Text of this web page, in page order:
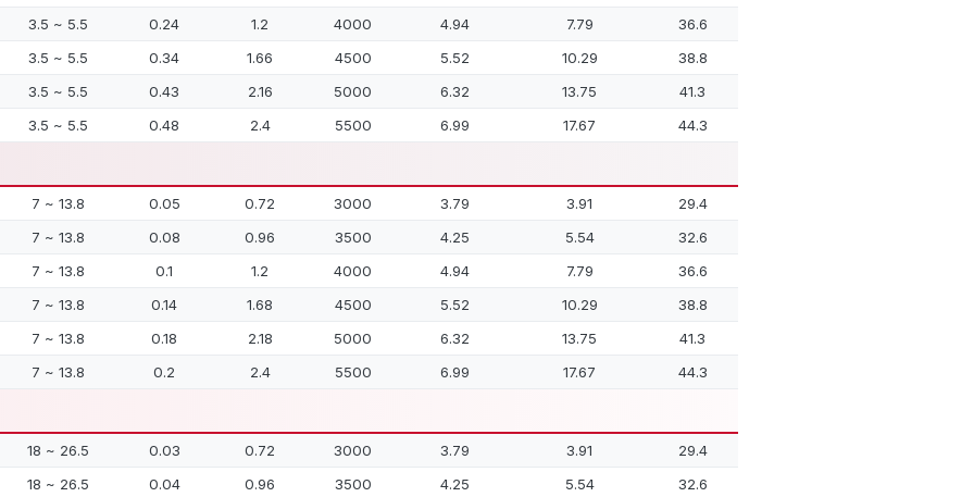
3.5 ~ 5.5
0.24 1.2 4000 4.94 7.79
36.6
3.5 ~ 5.5
0.34 1.66 4500 5.52 10.29
38.8
3.5 ~ 5.5
0.43 2.16 5000 6.32 13.75
41.3
3.5 ~ 5.5
0.48 2.4 5500 6.99 17.67 44.3
7 ~ 13.8 0.05 0.72 3000 3.79 3.91
29.4
7 ~ 13.8
0.08 0.96 3500 4.25 5.54
32.6
7 ~ 13.8
0.1 1.2 4000 4.94 7.79
36.6
7 ~ 13.8
0.14 1.68 4500 5.52 10.29
38.8
7 ~ 13.8
0.18 2.18 5000 6.32 13.75
41.3
7 ~ 13.8
0.2 2.4 5500 6.99 17.67 44.3
18 ~ 26.5 0.03 0.72 3000 3.79 3.91
29.4
18 ~ 26.5
0.04 0.96 3500 4.25 5.54
32.6